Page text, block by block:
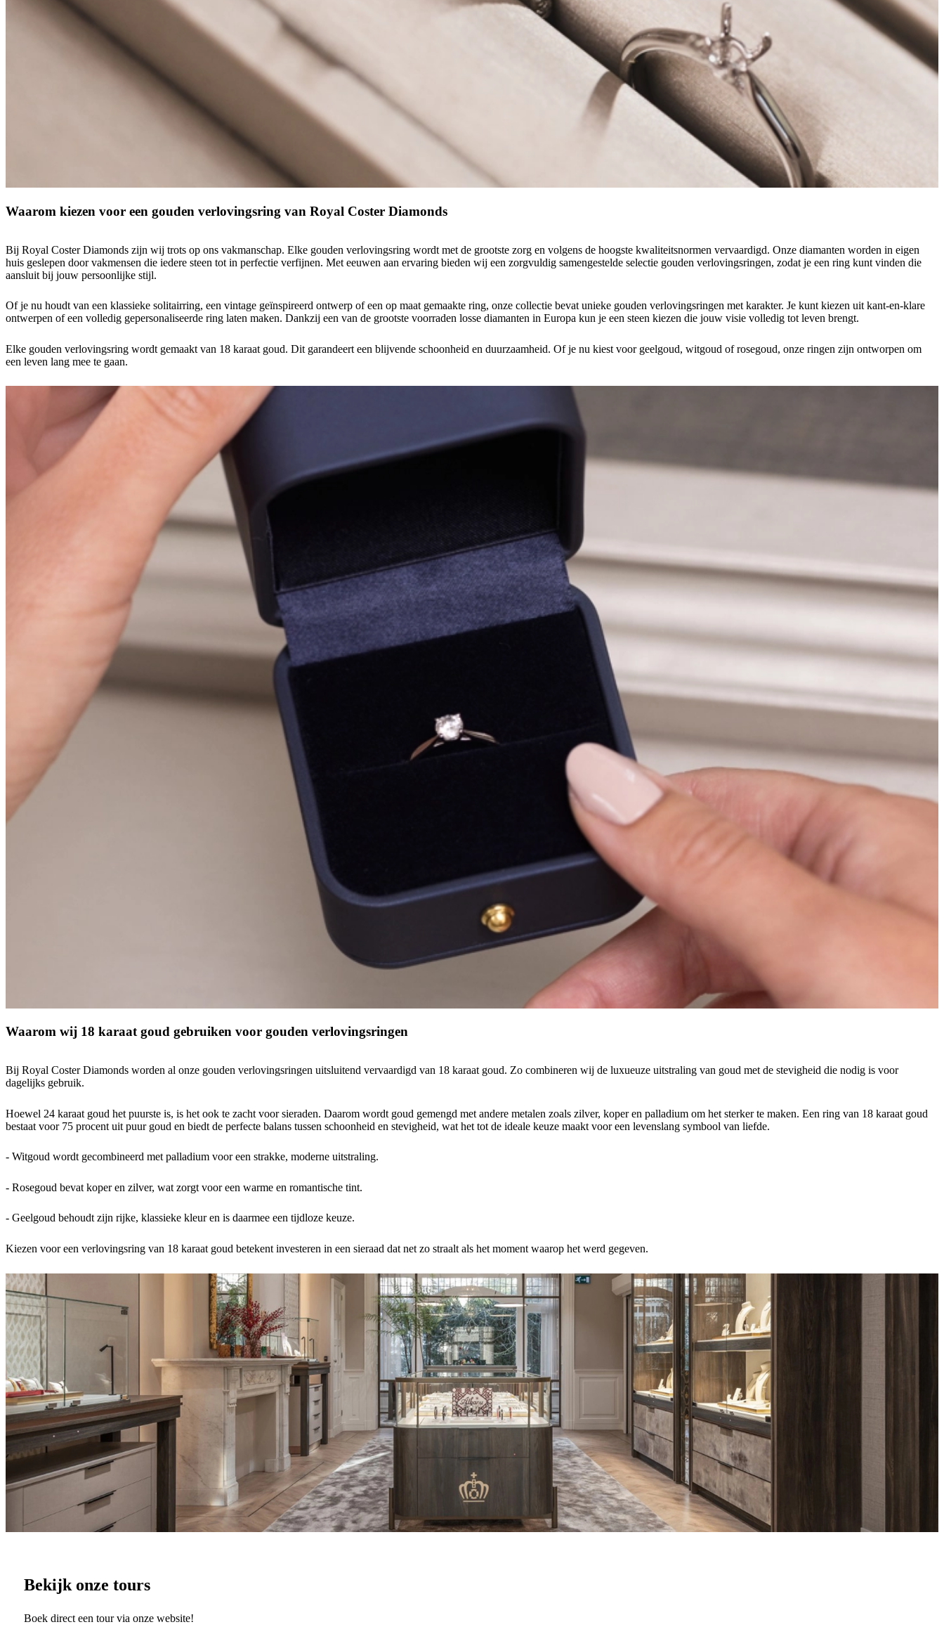
Waarom kiezen voor een gouden verlovingsring van Royal Coster Diamonds
Bij Royal Coster Diamonds zijn wij trots op ons vakmanschap. Elke gouden verlovingsring wordt met de grootste zorg en volgens de hoogste kwaliteitsnormen vervaardigd. Onze diamanten worden in eigen
huis geslepen door vakmensen die iedere steen tot in perfectie verfijnen. Met eeuwen aan ervaring bieden wij een zorgvuldig samengestelde selectie gouden verlovingsringen, zodat je een ring kunt vinden die
aansluit bij jouw persoonlijke stijl.
Of je nu houdt van een klassieke solitairring, een vintage geïnspireerd ontwerp of een op maat gemaakte ring, onze collectie bevat unieke gouden verlovingsringen met karakter. Je kunt kiezen uit kant-en-klare
ontwerpen of een volledig gepersonaliseerde ring laten maken. Dankzij een van de grootste voorraden losse diamanten in Europa kun je een steen kiezen die jouw visie volledig tot leven brengt.
Elke gouden verlovingsring wordt gemaakt van 18 karaat goud. Dit garandeert een blijvende schoonheid en duurzaamheid. Of je nu kiest voor geelgoud, witgoud of rosegoud, onze ringen zijn ontworpen om
een leven lang mee te gaan.
Waarom wij 18 karaat goud gebruiken voor gouden verlovingsringen
Bij Royal Coster Diamonds worden al onze gouden verlovingsringen uitsluitend vervaardigd van 18 karaat goud. Zo combineren wij de luxueuze uitstraling van goud met de stevigheid die nodig is voor
dagelijks gebruik.
Hoewel 24 karaat goud het puurste is, is het ook te zacht voor sieraden. Daarom wordt goud gemengd met andere metalen zoals zilver, koper en palladium om het sterker te maken. Een ring van 18 karaat goud
bestaat voor 75 procent uit puur goud en biedt de perfecte balans tussen schoonheid en stevigheid, wat het tot de ideale keuze maakt voor een levenslang symbool van liefde.
- Witgoud wordt gecombineerd met palladium voor een strakke, moderne uitstraling.
- Rosegoud bevat koper en zilver, wat zorgt voor een warme en romantische tint.
- Geelgoud behoudt zijn rijke, klassieke kleur en is daarmee een tijdloze keuze.
Kiezen voor een verlovingsring van 18 karaat goud betekent investeren in een sieraad dat net zo straalt als het moment waarop het werd gegeven.
Bekijk onze tours
Boek direct een tour via onze website!